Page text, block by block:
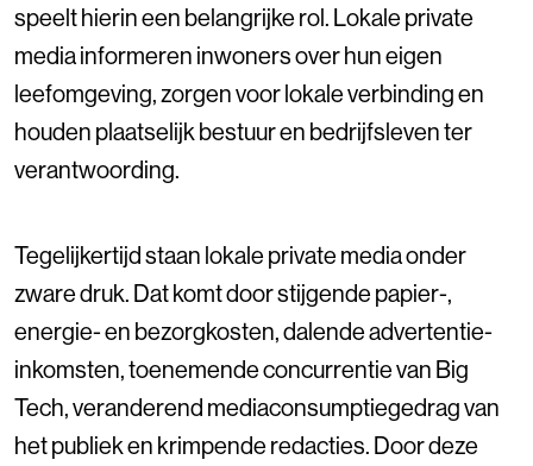
speelt hierin een belangrijke rol. Lokale private
media informeren inwoners over hun eigen
leefomgeving, zorgen voor lokale verbinding en
houden plaatselijk bestuur en bedrijfsleven ter
verantwoording.
Tegelijkertijd staan lokale private media onder
zware druk. Dat komt door stijgende papier-,
energie- en bezorgkosten, dalende advertentie-
inkomsten, toenemende concurrentie van Big
Tech, veranderend mediaconsumptiegedrag van
het publiek en krimpende redacties. Door deze